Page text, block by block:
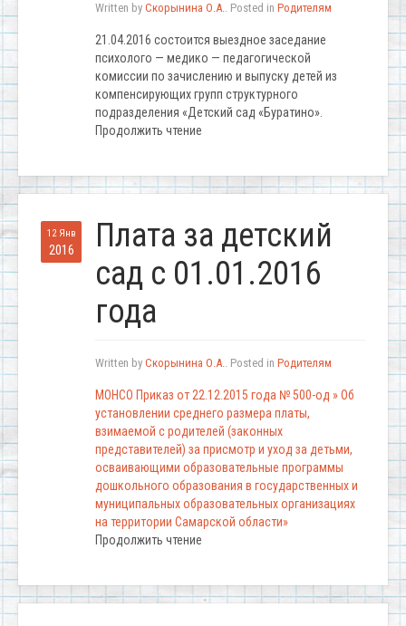
Written by Скорынина О.А.. Posted in Родителям
21.04.2016 состоится выездное заседание
психолого — медико — педагогической
комиссии по зачислению и выпуску детей из
компенсирующих групп структурного
подразделения «Детский сад «Буратино».
Продолжить чтение
12 Янв
2016
Плата за детский
сад с 01.01.2016
года
Written by Скорынина О.А.. Posted in Родителям
МОНСО Приказ от 22.12.2015 года № 500-од » Об
установлении среднего размера платы,
взимаемой с родителей (законных
представителей) за присмотр и уход за детьми,
осваивающими образовательные программы
дошкольного образования в государственных и
муниципальных образовательных организациях
на территории Самарской области»
Продолжить чтение